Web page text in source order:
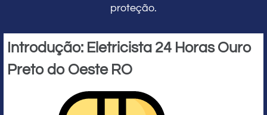
proteção.
Introdução: Eletricista 24 Horas Ouro
Preto do Oeste RO